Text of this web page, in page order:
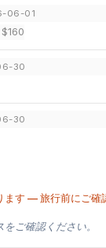
06-01
$160
30
30
ます — 旅行前にご確
ご確認ください。